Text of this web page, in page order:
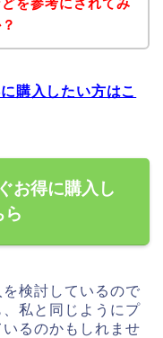
を参考にされてみ
購入したい方はこ
お得に購入し
ら
検討しているので
私と同じようにプ
るのかもしれませ